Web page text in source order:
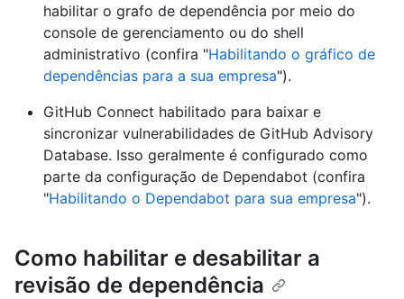
habilitar o grafo de dependência por meio do
console de gerenciamento ou do shell
administrativo (confira "Habilitando o gráfico de
dependências para a sua empresa").
GitHub Connect habilitado para baixar e
sincronizar vulnerabilidades de GitHub Advisory
Database. Isso geralmente é configurado como
parte da configuração de Dependabot (confira
"Habilitando o Dependabot para sua empresa").
Como habilitar e desabilitar a
revisão de dependência